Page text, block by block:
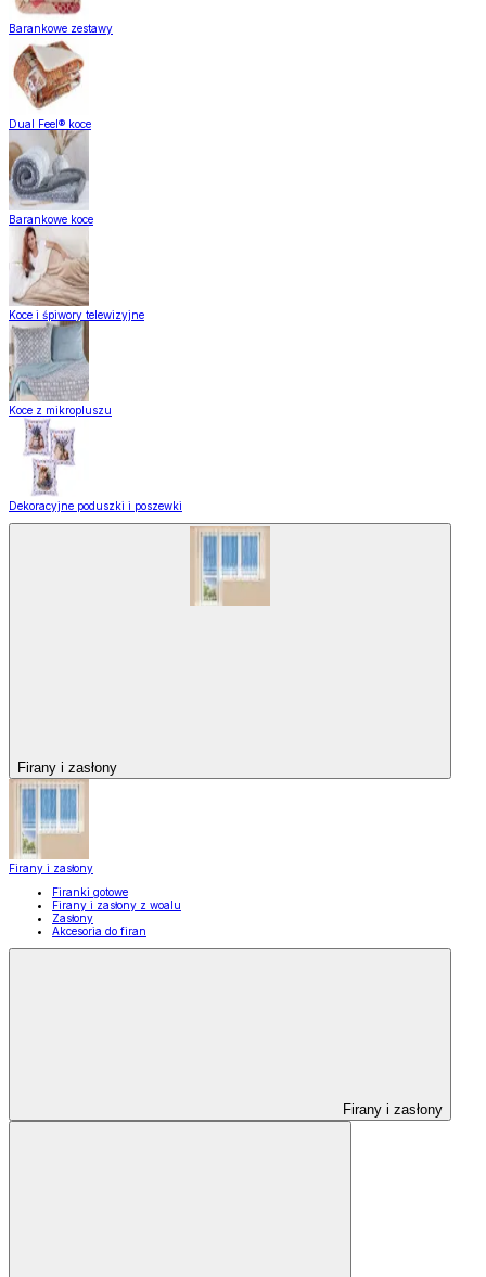
Barankowe zestawy
Dual Feel® koce
Barankowe koce
Koce i śpiwory telewizyjne
Koce z mikropluszu
Dekoracyjne poduszki i poszewki
Firany i zasłony
Firany i zasłony
Firanki gotowe
Firany i zasłony z woalu
Zasłony
Akcesoria do firan
Firany i zasłony